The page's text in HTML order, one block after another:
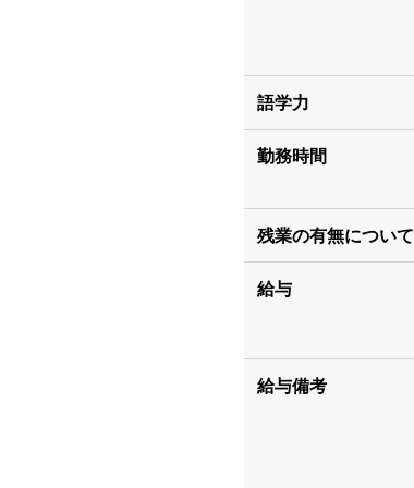
語学力
勤務時間
残業の有無について
給与
給与備考